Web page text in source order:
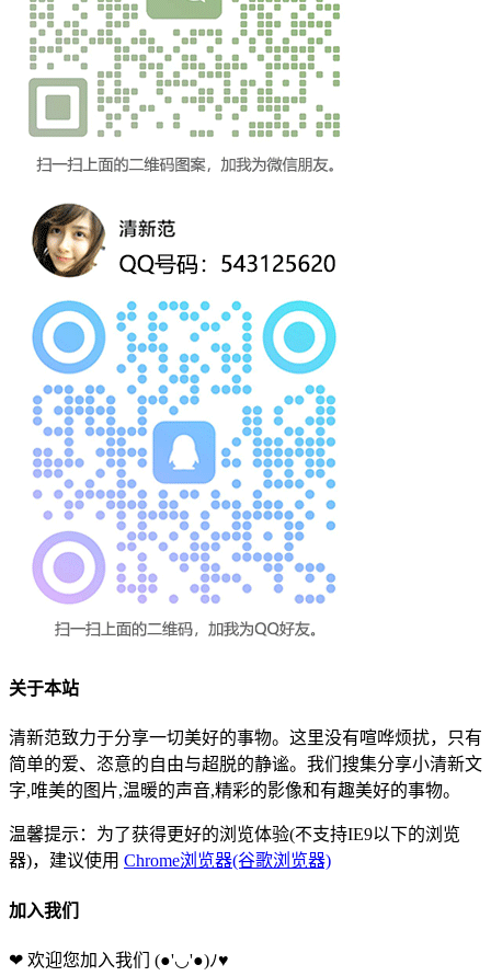
关于本站
清新范致力于分享一切美好的事物。这里没有喧哗烦扰，只有
简单的爱、恣意的自由与超脱的静谧。我们搜集分享小清新文
字,唯美的图片,温暖的声音,精彩的影像和有趣美好的事物。
温馨提示：为了获得更好的浏览体验(不支持IE9以下的浏览
器)，建议使用 Chrome浏览器(谷歌浏览器)
加入我们
❤ 欢迎您加入我们 (●'◡'●)ﾉ♥